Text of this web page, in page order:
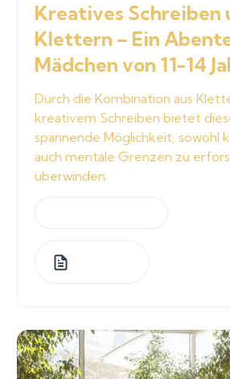
Kreatives Schreiben
Klettern – Ein
Mädchen von 11-14
Durch die Kombination aus
kreativem Schreiben bietet
spannende Möglichkeit, sowohl
auch mentale Grenzen zu
überwinden.